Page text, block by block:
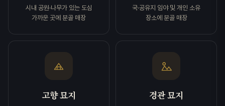
시내 공원·나무가 있는 도심
가까운 곳에 분골 매장
국·공유지 임야 및 개인 소유
장소에 분골 매장
고향 묘지 경관 묘지